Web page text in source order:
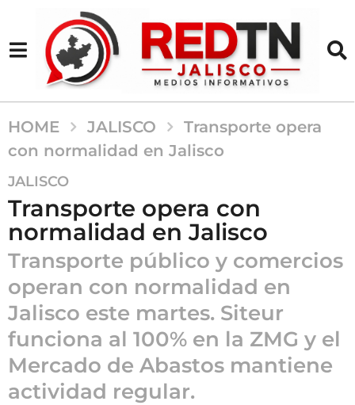
HOME JALISCO
Transporte opera
con normalidad en Jalisco
5
m
e
s
e
s
a
g
o
5
m
e
JALISCO
Transporte opera con
normalidad en Jalisco
Transporte público y comercios
operan con normalidad en
Jalisco este martes. Siteur
funciona al 100% en la ZMG y el
Mercado de Abastos mantiene
actividad regular.